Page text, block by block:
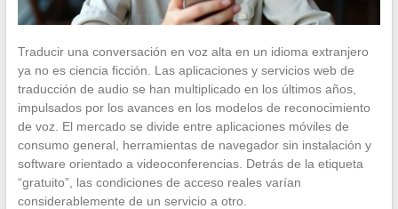
Traducir una conversación en voz alta en un idioma extranjero
ya no es ciencia ficción. Las aplicaciones y servicios web de
traducción de audio se han multiplicado en los últimos años,
impulsados por los avances en los modelos de reconocimiento
de voz. El mercado se divide entre aplicaciones móviles de
consumo general, herramientas de navegador sin instalación y
software orientado a videoconferencias. Detrás de la etiqueta
“gratuito”, las condiciones de acceso reales varían
considerablemente de un servicio a otro.